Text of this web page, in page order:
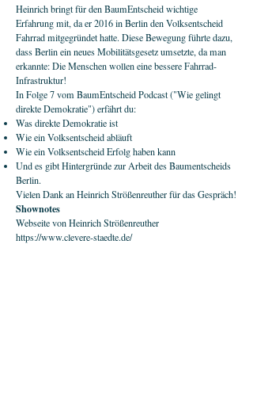
Heinrich bringt für den BaumEntscheid wichtige
Erfahrung mit, da er 2016 in Berlin den Volksentscheid
Fahrrad mitgegründet hatte. Diese Bewegung führte dazu,
dass Berlin ein neues Mobilitätsgesetz umsetzte, da man
erkannte: Die Menschen wollen eine bessere Fahrrad-
Infrastruktur!
In Folge 7 vom BaumEntscheid Podcast ("Wie gelingt
direkte Demokratie") erfährt du:
Was direkte Demokratie ist
Wie ein Volksentscheid abläuft
Wie ein Volksentscheid Erfolg haben kann
Und es gibt Hintergründe zur Arbeit des Baumentscheids
Berlin.
Vielen Dank an Heinrich Strößenreuther für das Gespräch!
Shownotes
Webseite von Heinrich Strößenreuther
https://www.clevere-staedte.de/